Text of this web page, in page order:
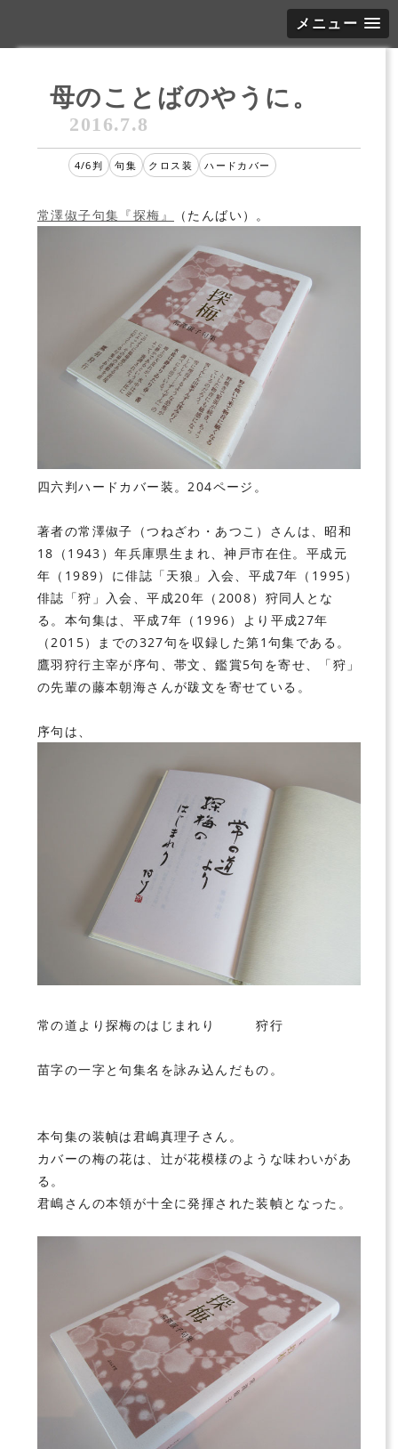
メニュー
母のことばのやうに。
2016.7.8
4/6判 句集 クロス装 ハードカバー
常澤俶子句集『探梅』 （たんばい）。
四六判ハードカバー装。204ページ。
著者の常澤俶子（つねざわ・あつこ）さんは、昭和
18（1943）年兵庫県生まれ、神戸市在住。平成元
年（1989）に俳誌「天狼」入会、平成7年（1995）
俳誌「狩」入会、平成20年（2008）狩同人とな
る。本句集は、平成7年（1996）より平成27年
（2015）までの327句を収録した第1句集である。
鷹羽狩行主宰が序句、帯文、鑑賞5句を寄せ、「狩」
の先輩の藤本朝海さんが跋文を寄せている。
序句は、
常の道より探梅のはじまれり 狩行
苗字の一字と句集名を詠み込んだもの。
本句集の装幀は君嶋真理子さん。
カバーの梅の花は、辻が花模様のような味わいがあ
る。
君嶋さんの本領が十全に発揮された装幀となった。